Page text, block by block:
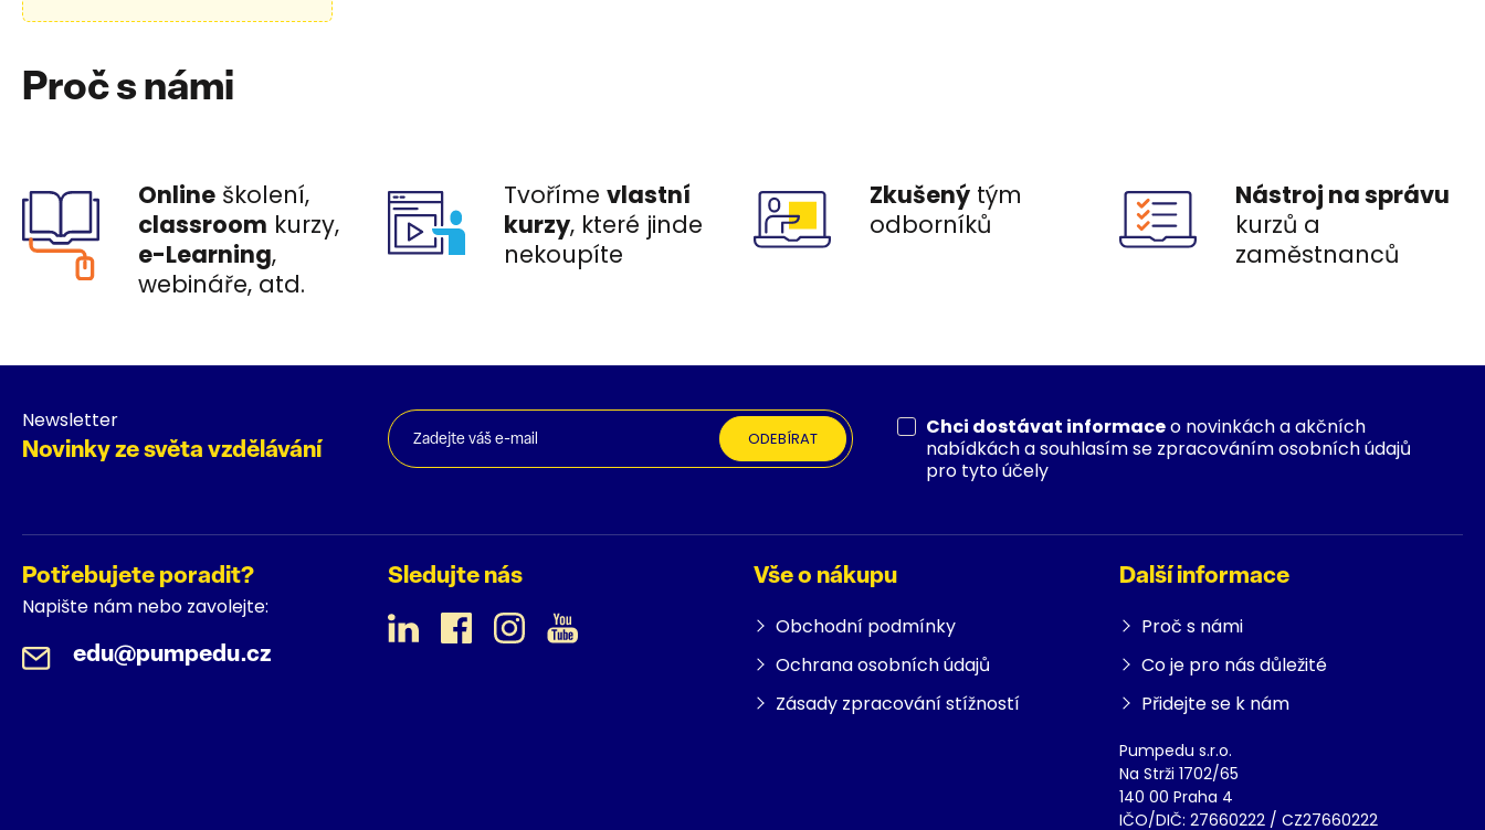
Proč s námi
Online školení,
classroom kurzy,
e-Learning,
webináře, atd.
Tvoříme vlastní
kurzy, které jinde
nekoupíte
Zkušený tým
odborníků
Nástroj na správu
kurzů a
zaměstnanců
Newsletter
Novinky ze světa vzdělávání
ODEBÍRAT Chci dostávat informaceo novinkách a akčních
nabídkách a souhlasím se zpracováním osobních údajů
pro tyto účely
Potřebujete poradit?
Napište nám nebo zavolejte:
edu@pumpedu.cz
Sledujte nás Vše o nákupu
Obchodní podmínky
Ochrana osobních údajů
Zásady zpracování stížností
Další informace
Proč s námi
Co je pro nás důležité
Přidejte se k nám
Pumpedu s.r.o.
Na Strži 1702/65
140 00 Praha 4
IČO/DIČ: 27660222 / CZ27660222